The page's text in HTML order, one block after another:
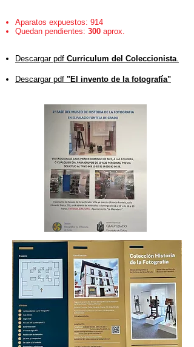
Aparatos expuestos: 914
Quedan pendientes: 300 aprox.
Descargar pdf Curriculum del Coleccionista.
Descargar pdf "El invento de la fotografía"